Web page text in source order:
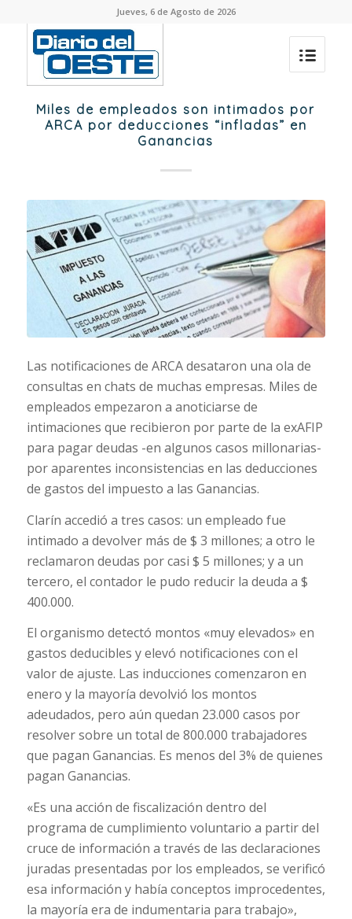
Jueves, 6 de Agosto de 2026
Miles de empleados son intimados por
ARCA por deducciones “infladas” en
Ganancias
Las notificaciones de ARCA desataron una ola de
consultas en chats de muchas empresas. Miles de
empleados empezaron a anoticiarse de
intimaciones que recibieron por parte de la exAFIP
para pagar deudas -en algunos casos millonarias-
por aparentes inconsistencias en las deducciones
de gastos del impuesto a las Ganancias.
Clarín accedió a tres casos: un empleado fue
intimado a devolver más de $ 3 millones; a otro le
reclamaron deudas por casi $ 5 millones; y a un
tercero, el contador le pudo reducir la deuda a $
400.000.
El organismo detectó montos «muy elevados» en
gastos deducibles y elevó notificaciones con el
valor de ajuste. Las inducciones comenzaron en
enero y la mayoría devolvió los montos
adeudados, pero aún quedan 23.000 casos por
resolver sobre un total de 800.000 trabajadores
que pagan Ganancias. Es menos del 3% de quienes
pagan Ganancias.
«Es una acción de fiscalización dentro del
programa de cumplimiento voluntario a partir del
cruce de información a través de las declaraciones
juradas presentadas por los empleados, se verificó
esa información y había conceptos improcedentes,
la mayoría era de indumentaria para trabajo»,